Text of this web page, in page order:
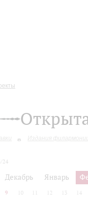
Издания
24
Декабрь Январь
9 10 12 13 14